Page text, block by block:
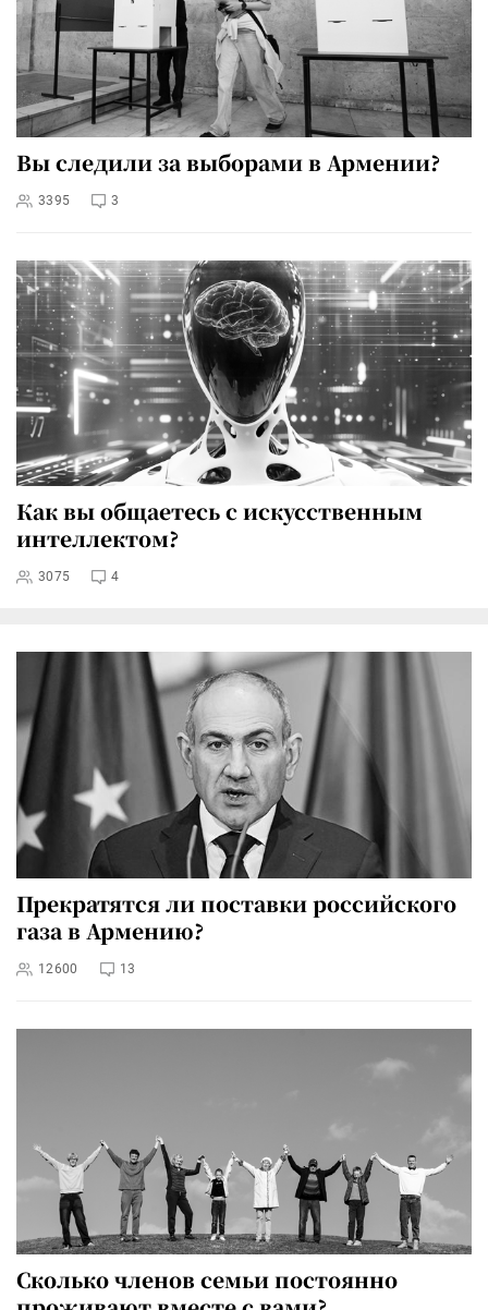
Вы следили за выборами в Армении?
3395 3
Как вы общаетесь с искусственным
интеллектом?
3075 4
Прекратятся ли поставки российского
газа в Армению?
12600 13
Сколько членов семьи постоянно